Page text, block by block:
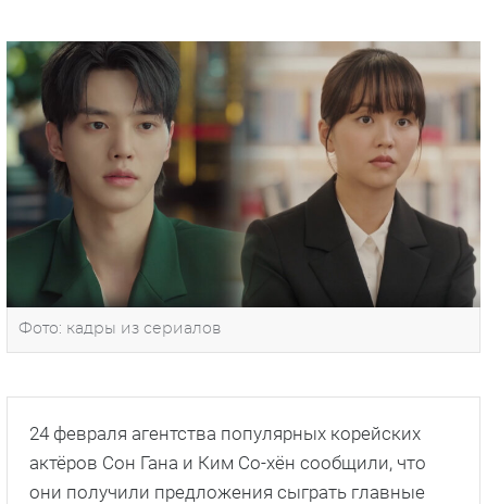
Фото: кадры из сериалов
24 февраля агентства популярных корейских
актёров Сон Гана и Ким Со-хён сообщили, что
они получили предложения сыграть главные